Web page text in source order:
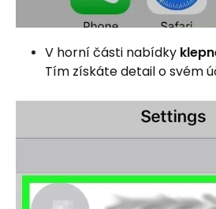
V horní části nabídky
Tím získáte detail o svém